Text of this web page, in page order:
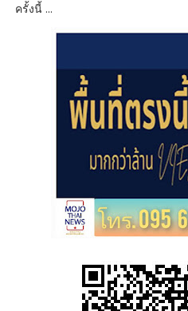
ครั้งนี้ ...